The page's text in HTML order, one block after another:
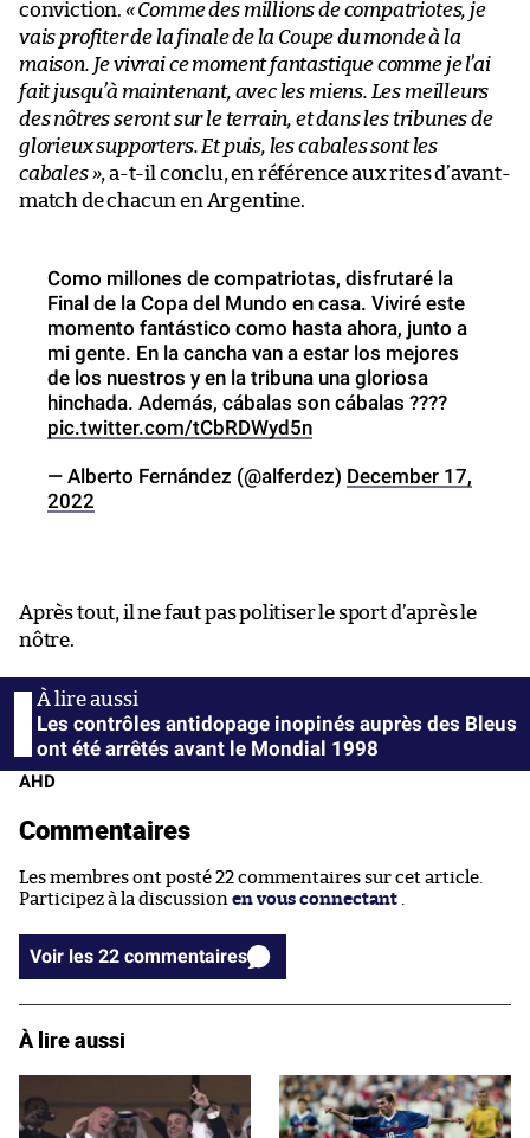
conviction. « Comme des millions de compatriotes, je
vais profiter de la finale de la Coupe du monde à la
maison. Je vivrai ce moment fantastique comme je l’ai
fait jusqu’à maintenant, avec les miens. Les meilleurs
des nôtres seront sur le terrain, et dans les tribunes de
glorieux supporters. Et puis, les cabales sont les
cabales », a-t-il conclu, en référence aux rites d’avant-
match de chacun en Argentine.
Como millones de compatriotas, disfrutaré la
Final de la Copa del Mundo en casa. Viviré este
momento fantástico como hasta ahora, junto a
mi gente. En la cancha van a estar los mejores
de los nuestros y en la tribuna una gloriosa
hinchada. Además, cábalas son cábalas ????
pic.twitter.com/tCbRDWyd5n
— Alberto Fernández (@alferdez) December 17,
2022
Après tout, il ne faut pas politiser le sport d’après le
nôtre.
Les contrôles antidopage inopinés auprès des Bleus
ont été arrêtés avant le Mondial 1998
AHD
Commentaires
Les membres ont posté 22 commentaires sur cet article.
Participez à la discussion en vous connectant
Voir les 22 commentaires
À lire aussi